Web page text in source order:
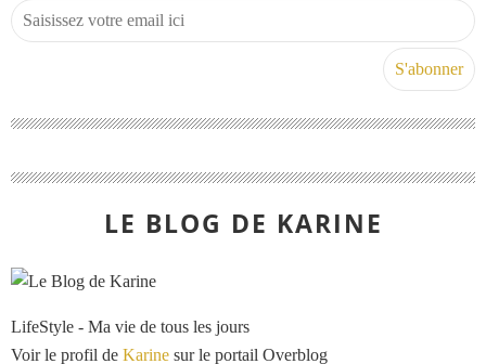
LE BLOG DE KARINE
LifeStyle - Ma vie de tous les jours
Voir le profil de Karine sur le portail Overblog